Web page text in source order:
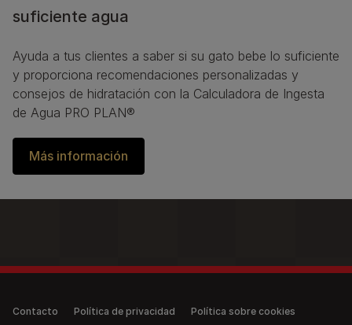
suficiente agua
Ayuda a tus clientes a saber si su gato bebe lo suficiente
y proporciona recomendaciones personalizadas y
consejos de hidratación con la Calculadora de Ingesta
de Agua PRO PLAN®
Más información
Legal (anonymous)
Contacto Política de privacidad Política sobre cookies